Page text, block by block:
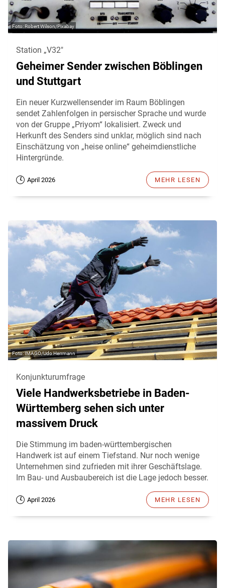
Robert Wilson/Pixabay
Station „V32"
Geheimer Sender zwischen Böblingen
und Stuttgart
Ein neuer Kurzwellensender im Raum Böblingen
sendet Zahlenfolgen in persischer Sprache und wurde
von der Gruppe „Priyom“ lokalisiert. Zweck und
Herkunft des Senders sind unklar, möglich sind nach
Einschätzung von „heise online“ geheimdienstliche
Hintergründe.
April 2026 MEHR LESEN
IMAGO/Udo Herrmann
Konjunkturumfrage
Viele Handwerksbetriebe in Baden-
Württemberg sehen sich unter
massivem Druck
Die Stimmung im baden-württembergischen
Handwerk ist auf einem Tiefstand. Nur noch wenige
Unternehmen sind zufrieden mit ihrer Geschäftslage.
Im Bau- und Ausbaubereich ist die Lage jedoch besser.
April 2026 MEHR LESEN